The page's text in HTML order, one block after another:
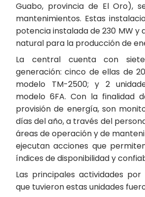
Guabo, provincia de El Oro),
mantenimientos. Estas
potencia instalada de 230 MW y
natural para la producción de
La central cuenta con
generación: cinco de ellas de
modelo TM-2500; y 2
modelo 6FA. Con la finalidad
provisión de energía, son
días del año, a través del
áreas de operación y de
ejecutan acciones que
índices de disponibilidad y
Las principales actividades
que tuvieron estas unidades